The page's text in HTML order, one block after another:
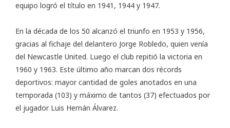
equipo logró el título en 1941, 1944 y 1947.
En la década de los 50 alcanzó el triunfo en 1953 y 1956,
gracias al fichaje del delantero Jorge Robledo, quien venía
del Newcastle United. Luego el club repitió la victoria en
1960 y 1963. Este último año marcan dos récords
deportivos: mayor cantidad de goles anotados en una
temporada (103) y máximo de tantos (37) efectuados por
el jugador Luis Hernán Álvarez.